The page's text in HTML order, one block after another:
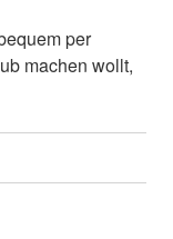
per
machen wollt,